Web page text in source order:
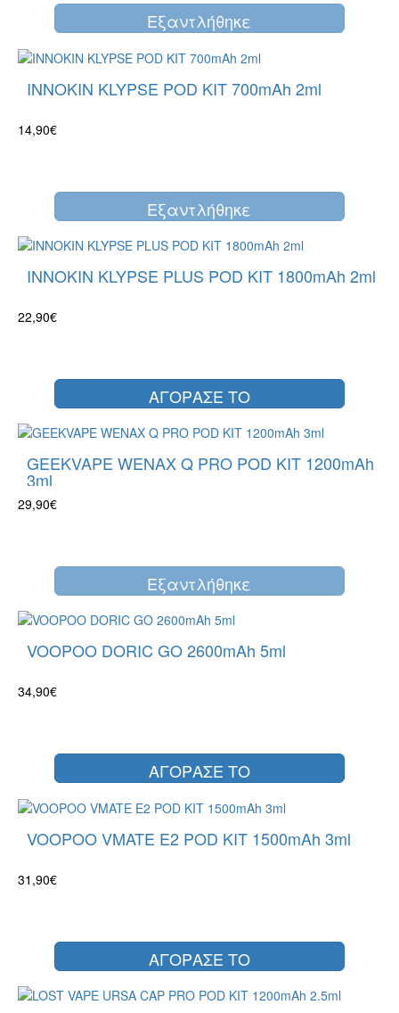
Eξαντλήθηκε
INNOKIN KLYPSE POD KIT 700mAh 2ml
14,90€
Eξαντλήθηκε
INNOKIN KLYPSE PLUS POD KIT 1800mAh 2ml
22,90€
ΑΓΟΡΑΣΕ ΤΟ
GEEKVAPE WENAX Q PRO POD KIT 1200mAh
3ml
29,90€
Eξαντλήθηκε
VOOPOO DORIC GO 2600mAh 5ml
34,90€
ΑΓΟΡΑΣΕ ΤΟ
VOOPOO VMATE E2 POD KIT 1500mAh 3ml
31,90€
ΑΓΟΡΑΣΕ ΤΟ